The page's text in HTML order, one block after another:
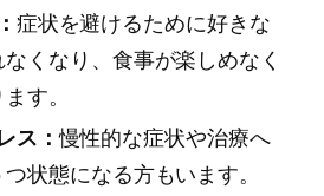
症状を避けるために好きな
くなり、食事が楽しめなく
す。
ス：慢性的な症状や治療へ
状態になる方もいます。